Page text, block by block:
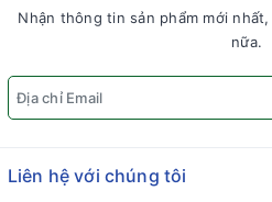
Nhận thông tin sản phẩm mới
nữa.
Liên hệ với chúng tôi